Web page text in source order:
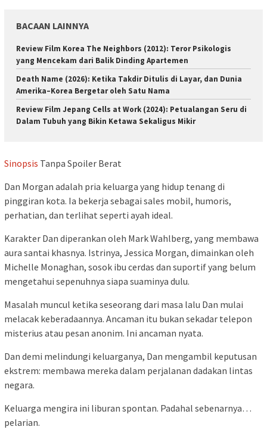
BACAAN LAINNYA
Review Film Korea The Neighbors (2012): Teror Psikologis
yang Mencekam dari Balik Dinding Apartemen
Death Name (2026): Ketika Takdir Ditulis di Layar, dan Dunia
Amerika–Korea Bergetar oleh Satu Nama
Review Film Jepang Cells at Work (2024): Petualangan Seru di
Dalam Tubuh yang Bikin Ketawa Sekaligus Mikir
Sinopsis Tanpa Spoiler Berat
Dan Morgan adalah pria keluarga yang hidup tenang di
pinggiran kota. Ia bekerja sebagai sales mobil, humoris,
perhatian, dan terlihat seperti ayah ideal.
Karakter Dan diperankan oleh Mark Wahlberg, yang membawa
aura santai khasnya. Istrinya, Jessica Morgan, dimainkan oleh
Michelle Monaghan, sosok ibu cerdas dan suportif yang belum
mengetahui sepenuhnya siapa suaminya dulu.
Masalah muncul ketika seseorang dari masa lalu Dan mulai
melacak keberadaannya. Ancaman itu bukan sekadar telepon
misterius atau pesan anonim. Ini ancaman nyata.
Dan demi melindungi keluarganya, Dan mengambil keputusan
ekstrem: membawa mereka dalam perjalanan dadakan lintas
negara.
Keluarga mengira ini liburan spontan. Padahal sebenarnya…
pelarian.